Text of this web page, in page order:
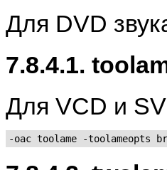
Для DVD
7.8.4.1.
Для VCD и
-oac toolame -toolameopts